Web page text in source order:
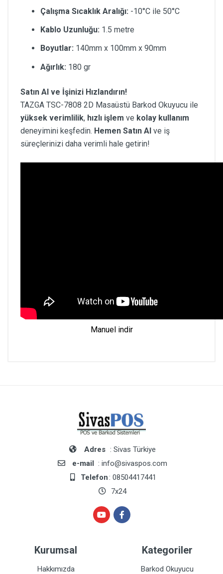
Çalışma Sıcaklık Aralığı: -10°C ile 50°C
Kablo Uzunluğu: 1.5 metre
Boyutlar: 140mm x 100mm x 90mm
Ağırlık: 180 gr
Satın Al ve İşinizi Hızlandırın!
TAZGA TSC-7808 2D Masaüstü Barkod Okuyucu ile
yüksek verimlilik, hızlı işlem ve kolay kullanım
deneyimini keşfedin. Hemen Satın Al ve iş
süreçlerinizi daha verimli hale getirin!
Manuel indir
Adres : Sivas Türkiye
e-mail : info@sivaspos.com
Telefon: 08504417441
7x24
Kurumsal
Hakkımızda
Kategoriler
Barkod Okuyucu